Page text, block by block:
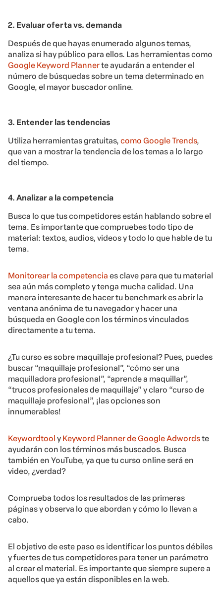
2. Evaluar oferta vs. demanda
Después de que hayas enumerado algunos temas,
analiza si hay público para ellos. Las herramientas como
Google Keyword Plannerte ayudarán a entender el
número de búsquedas sobre un tema determinado en
Google, el mayor buscador online.
3. Entender las tendencias
Utiliza herramientas gratuitas, como Google Trends,
que van a mostrar la tendencia de los temas a lo largo
del tiempo.
4. Analizar a la competencia
Busca lo que tus competidores están hablando sobre el
tema. Es importante que compruebes todo tipo de
material: textos, audios, videos y todo lo que hable de tu
tema.
Monitorear la competencia es clave para que tu material
sea aún más completo y tenga mucha calidad. Una
manera interesante de hacer tu benchmark es abrir la
ventana anónima de tu navegador y hacer una
búsqueda en Google con los términos vinculados
directamente a tu tema.
¿Tu curso es sobre maquillaje profesional? Pues, puedes
buscar “maquillaje profesional”, “cómo ser una
maquilladora profesional”, “aprende a maquillar”,
“trucos profesionales de maquillaje” y claro “curso de
maquillaje profesional”, ¡las opciones son
innumerables!
Keywordtool y Keyword Planner de Google Adwordste
ayudarán con los términos más buscados. Busca
también en YouTube, ya que tu curso online será en
video, ¿verdad?
Comprueba todos los resultados de las primeras
páginas y observa lo que abordan y cómo lo llevan a
cabo.
El objetivo de este paso es identificar los puntos débiles
y fuertes de tus competidores para tener un parámetro
al crear el material. Es importante que siempre supere a
aquellos que ya están disponibles en la web.